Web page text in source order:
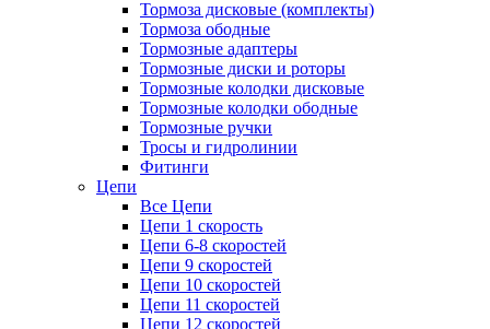
Тормоза дисковые (комплекты)
Тормоза ободные
Тормозные адаптеры
Тормозные диски и роторы
Тормозные колодки дисковые
Тормозные колодки ободные
Тормозные ручки
Тросы и гидролинии
Фитинги
Цепи
Все Цепи
Цепи 1 скорость
Цепи 6-8 скоростей
Цепи 9 скоростей
Цепи 10 скоростей
Цепи 11 скоростей
Цепи 12 скоростей